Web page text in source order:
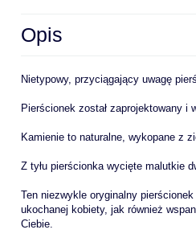
Opis
Nietypowy, przyciągający uwagę
Pierścionek został zaprojektowany i
Kamienie to naturalne, wykopane z
Z tyłu pierścionka wycięte malutkie
Ten niezwykle oryginalny
ukochanej kobiety, jak również
Ciebie.